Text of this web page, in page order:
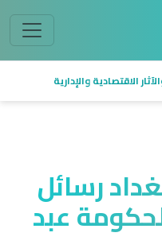
الاقتصادية والإدارية
رسائل
عبد